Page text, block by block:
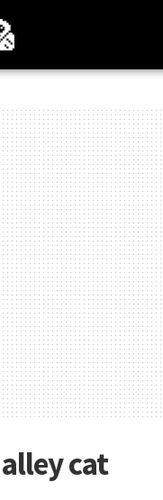
alley cat